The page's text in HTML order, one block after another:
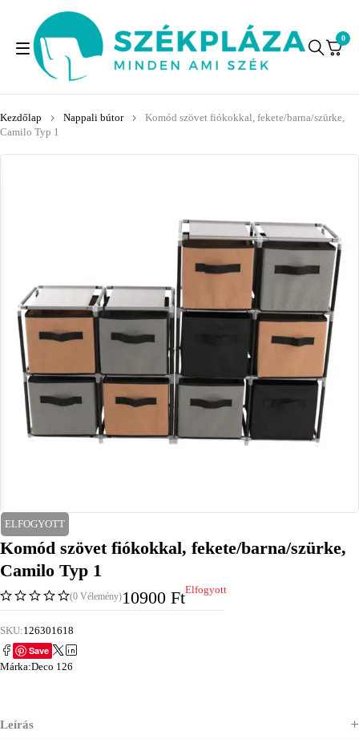
0
Kezdőlap Nappali bútor
Komód szövet fiókokkal, fekete/barna/szürke,
Camilo Typ 1
ELFOGYOTT
Komód szövet fiókokkal, fekete/barna/szürke,
Camilo Typ 1
(0 Vélemény)10900 FtElfogyott
SKU:126301618
Save
Márka:Deco 126
Leírás